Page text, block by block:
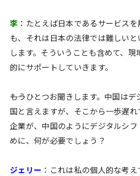
李 ：たとえば日本であるサービス
も、それは日本の法律では難しいと
します。そういうことも含めて、
的にサポートしていきます。
――もうひとつお聞きします。中国は
国と言えますが、そこから一歩遅
企業が、中国のようにデジタルシ
めに、何が必要でしょう？
ジェリー ：これは私の個人的な考